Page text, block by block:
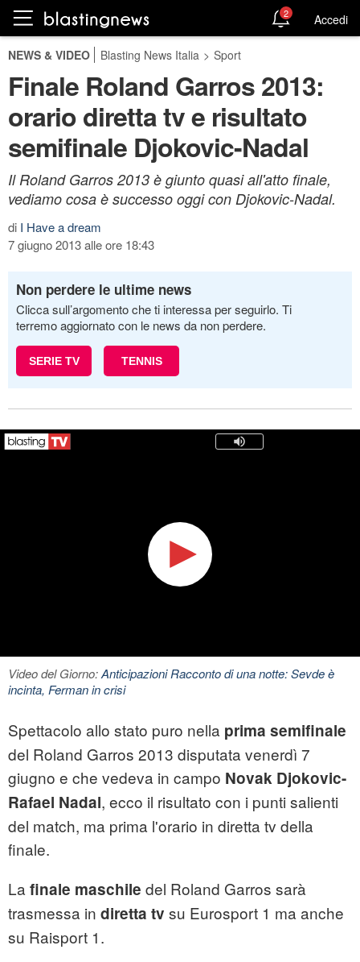
2 Accedi
NEWS & VIDEO Blasting News Italia > Sport
Finale Roland Garros 2013:
orario diretta tv e risultato
semifinale Djokovic-Nadal
Il Roland Garros 2013 è giunto quasi all'atto finale,
vediamo cosa è successo oggi con Djokovic-Nadal.
di I Have a dream
7 giugno 2013 alle ore 18:43
Non perdere le ultime news
Clicca sull’argomento che ti interessa per seguirlo. Ti
terremo aggiornato con le news da non perdere.
SERIE TV TENNIS
Video del Giorno:Anticipazioni Racconto di una notte: Sevde è
incinta, Ferman in crisi
Spettacolo allo stato puro nella prima semifinale
del Roland Garros 2013 disputata venerdì 7
giugno e che vedeva in campo Novak Djokovic-
Rafael Nadal, ecco il risultato con i punti salienti
del match, ma prima l'orario in diretta tv della
finale.
La finale maschile del Roland Garros sarà
trasmessa in diretta tv su Eurosport 1 ma anche
su Raisport 1.